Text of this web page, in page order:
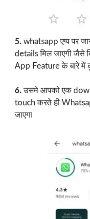
5. whatsapp एप्प पर
details मिल जाएगी
App Feature के बारे में
6.उसमे आपको एक
touch करते ही
जाएगा